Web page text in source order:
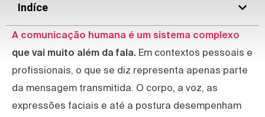
Indíce
A comunicação humana é um sistema complexo
que vai muito além da fala. Em contextos pessoais e
profissionais, o que se diz representa apenas parte
da mensagem transmitida. O corpo, a voz, as
expressões faciais e até a postura desempenham